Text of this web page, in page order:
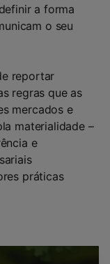
a forma
o seu
reportar
regras que as
mercados e
materialidade –
e
práticas